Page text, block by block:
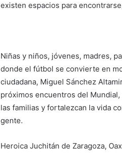
existen espacios para
Niñas y niños, jóvenes, madres,
donde el fútbol se convierte en
ciudadana, Miguel Sánchez
próximos encuentros del
las familias y fortalezcan la vida
gente.
Heroica Juchitán de Zaragoza,